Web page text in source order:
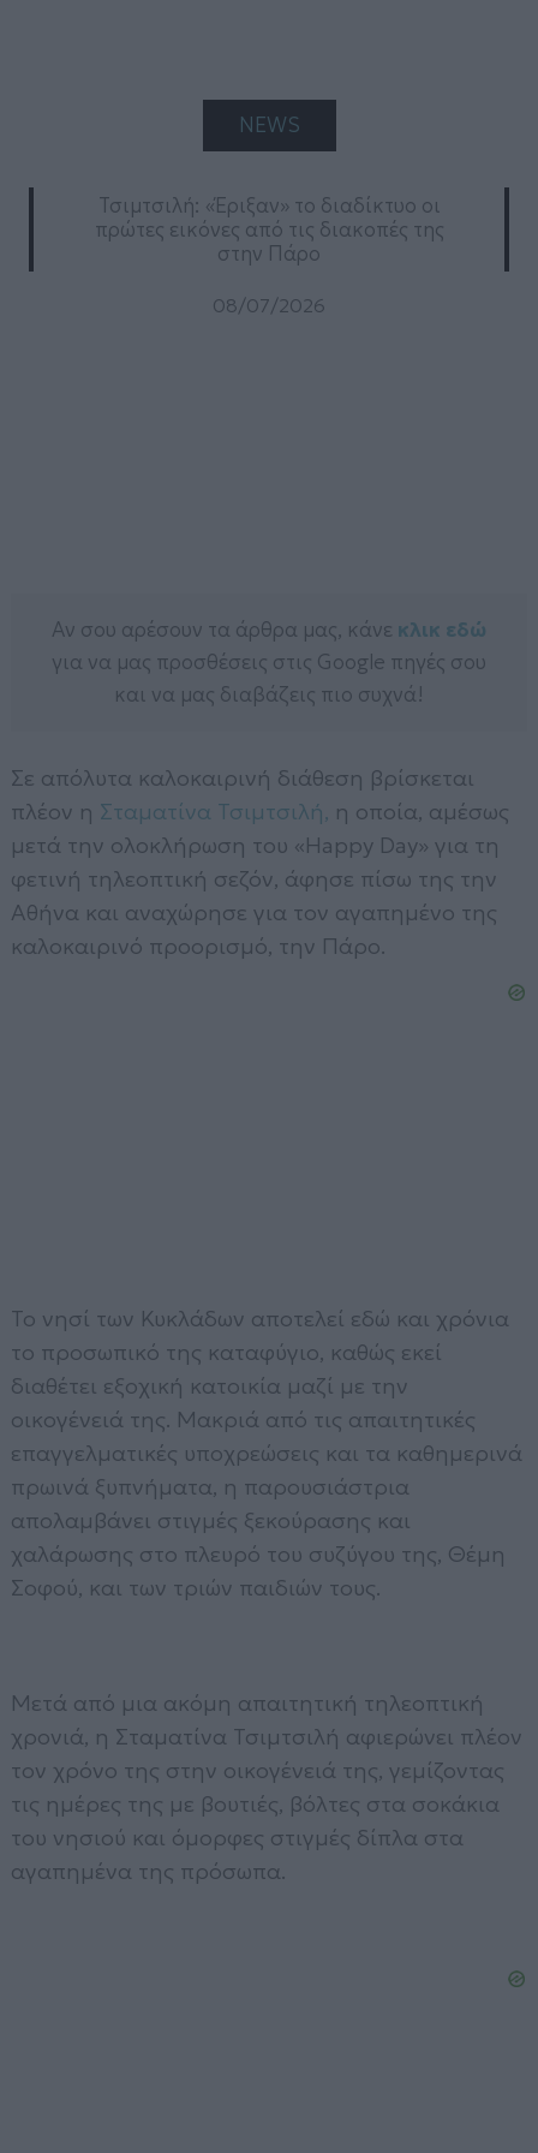
NEWS
Τσιμτσιλή: «Έριξαν» το διαδίκτυο οι
πρώτες εικόνες από τις διακοπές της
στην Πάρο
08/07/2026
Αν σου αρέσουν τα άρθρα μας, κάνε κλικ εδώ
για να μας προσθέσεις στις Google πηγές σου
και να μας διαβάζεις πιο συχνά!
Σε απόλυτα καλοκαιρινή διάθεση βρίσκεται
πλέον η Σταματίνα Τσιμτσιλή, η οποία, αμέσως
μετά την ολοκλήρωση του «Happy Day» για τη
φετινή τηλεοπτική σεζόν, άφησε πίσω της την
Αθήνα και αναχώρησε για τον αγαπημένο της
καλοκαιρινό προορισμό, την Πάρο.
Το νησί των Κυκλάδων αποτελεί εδώ και χρόνια
το προσωπικό της καταφύγιο, καθώς εκεί
διαθέτει εξοχική κατοικία μαζί με την
οικογένειά της. Μακριά από τις απαιτητικές
επαγγελματικές υποχρεώσεις και τα καθημερινά
πρωινά ξυπνήματα, η παρουσιάστρια
απολαμβάνει στιγμές ξεκούρασης και
χαλάρωσης στο πλευρό του συζύγου της, Θέμη
Σοφού, και των τριών παιδιών τους.
Μετά από μια ακόμη απαιτητική τηλεοπτική
χρονιά, η Σταματίνα Τσιμτσιλή αφιερώνει πλέον
τον χρόνο της στην οικογένειά της, γεμίζοντας
τις ημέρες της με βουτιές, βόλτες στα σοκάκια
του νησιού και όμορφες στιγμές δίπλα στα
αγαπημένα της πρόσωπα.